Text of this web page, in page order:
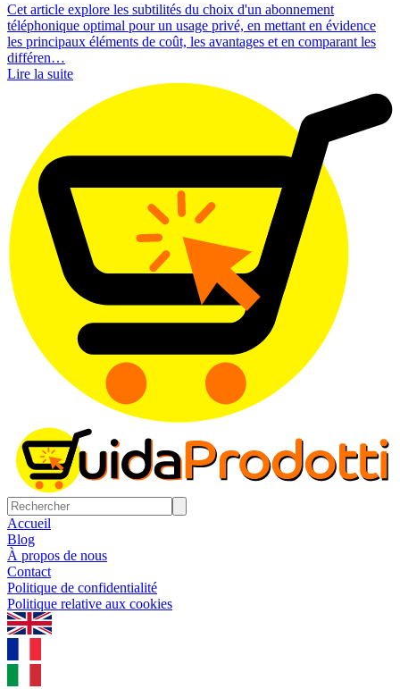
Cet article explore les subtilités du choix d'un abonnement
téléphonique optimal pour un usage privé, en mettant en évidence
les principaux éléments de coût, les avantages et en comparant les
différen…
Lire la suite
Accueil
Blog
À propos de nous
Contact
Politique de confidentialité
Politique relative aux cookies